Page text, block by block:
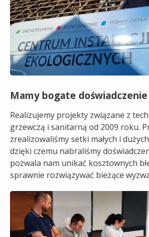
Mamy bogate doświadczenie
Realizujemy projekty związane z
grzewczą i sanitarną od 2009 roku.
zrealizowaliśmy setki małych i
dzięki czemu nabraliśmy
pozwala nam unikać kosztownych
sprawnie rozwiązywać bieżące